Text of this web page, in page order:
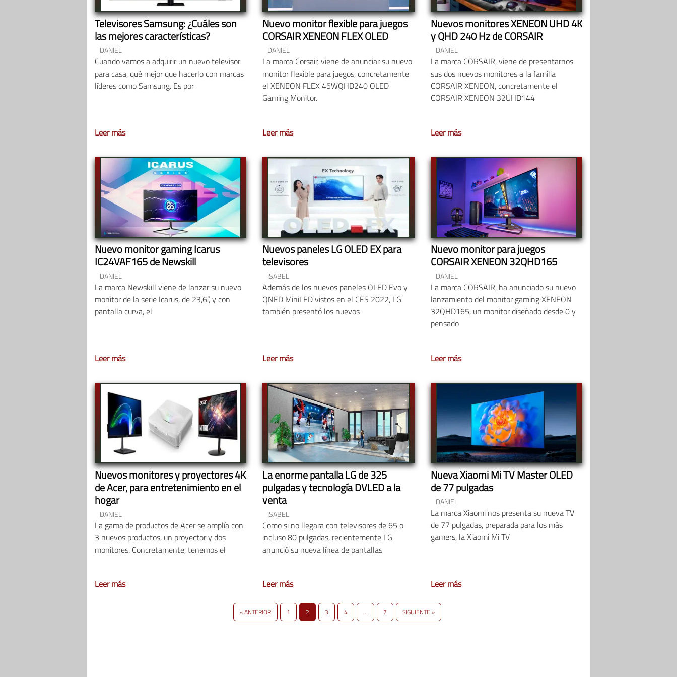
Televisores Samsung: ¿Cuáles son
las mejores características?
DANIEL
Cuando vamos a adquirir un nuevo televisor
para casa, qué mejor que hacerlo con marcas
líderes como Samsung. Es por
Leer más
Nuevo monitor flexible para juegos
CORSAIR XENEON FLEX OLED
DANIEL
La marca Corsair, viene de anunciar su nuevo
monitor flexible para juegos, concretamente
el XENEON FLEX 45WQHD240 OLED
Gaming Monitor.
Leer más
Nuevos monitores XENEON UHD 4K
y QHD 240 Hz de CORSAIR
DANIEL
La marca CORSAIR, viene de presentarnos
sus dos nuevos monitores a la familia
CORSAIR XENEON, concretamente el
CORSAIR XENEON 32UHD144
Leer más
Nuevo monitor gaming Icarus
IC24VAF165 de Newskill
DANIEL
La marca Newskill viene de lanzar su nuevo
monitor de la serie Icarus, de 23,6”, y con
pantalla curva, el
Leer más
Nuevos paneles LG OLED EX para
televisores
ISABEL
Además de los nuevos paneles OLED Evo y
QNED MiniLED vistos en el CES 2022, LG
también presentó los nuevos
Leer más
Nuevo monitor para juegos
CORSAIR XENEON 32QHD165
DANIEL
La marca CORSAIR, ha anunciado su nuevo
lanzamiento del monitor gaming XENEON
32QHD165, un monitor diseñado desde 0 y
pensado
Leer más
Nuevos monitores y proyectores 4K
de Acer, para entretenimiento en el
hogar
DANIEL
La gama de productos de Acer se amplía con
3 nuevos productos, un proyector y dos
monitores. Concretamente, tenemos el
Leer más
La enorme pantalla LG de 325
pulgadas y tecnología DVLED a la
venta
ISABEL
Como si no llegara con televisores de 65 o
incluso 80 pulgadas, recientemente LG
anunció su nueva línea de pantallas
Leer más
Nueva Xiaomi Mi TV Master OLED
de 77 pulgadas
DANIEL
La marca Xiaomi nos presenta su nueva TV
de 77 pulgadas, preparada para los más
gamers, la Xiaomi Mi TV
Leer más
« ANTERIOR 1 2 3 4 … 7 SIGUIENTE »